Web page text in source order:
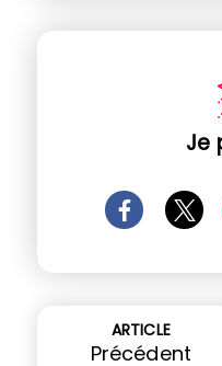
Je
ARTICLE
Précédent